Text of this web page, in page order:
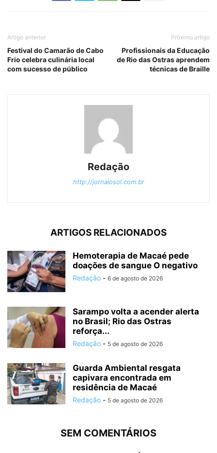
Artigo anterior
Festival do Camarão de Cabo
Frio celebra culinária local
com sucesso de público
Próximo artigo
Profissionais da Educação
de Rio das Ostras aprendem
técnicas de Braille
Redação
http://jornalosol.com.br
ARTIGOS RELACIONADOS
Hemoterapia de Macaé pede
doações de sangue O negativo
Redação - 6 de agosto de 2026
Sarampo volta a acender alerta
no Brasil; Rio das Ostras
reforça...
Redação - 5 de agosto de 2026
Guarda Ambiental resgata
capivara encontrada em
residência de Macaé
Redação - 5 de agosto de 2026
SEM COMENTÁRIOS